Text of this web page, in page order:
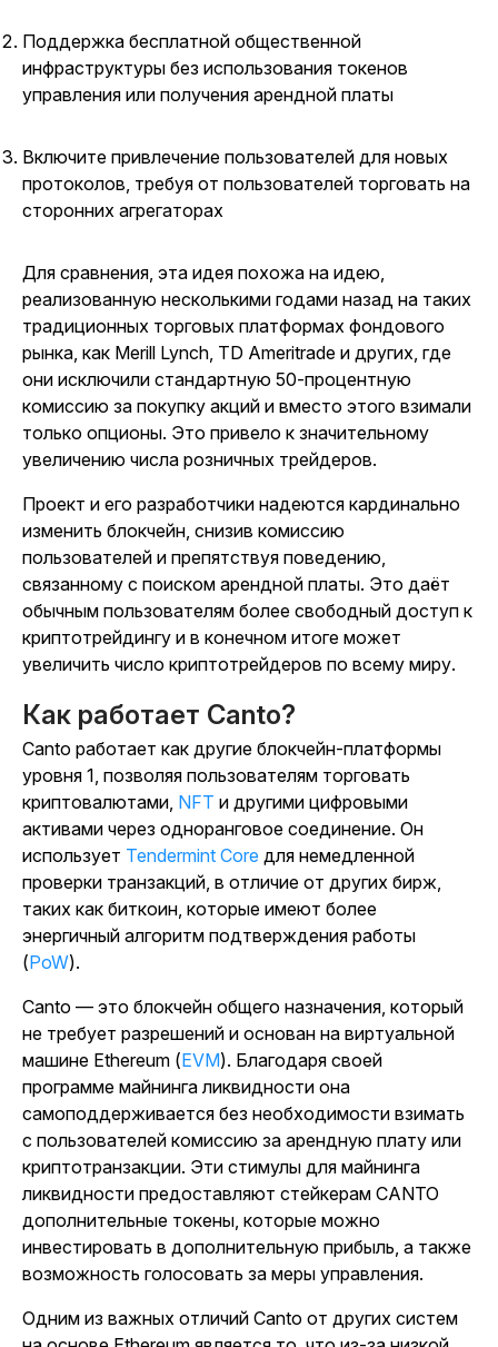
Поддержка бесплатной общественной
инфраструктуры без использования токенов
управления или получения арендной платы
Включите привлечение пользователей для новых
протоколов, требуя от пользователей торговать на
сторонних агрегаторах
Для сравнения, эта идея похожа на идею,
реализованную несколькими годами назад на таких
традиционных торговых платформах фондового
рынка, как Merill Lynch, TD Ameritrade и других, где
они исключили стандартную 50-процентную
комиссию за покупку акций и вместо этого взимали
только опционы. Это привело к значительному
увеличению числа розничных трейдеров.
Проект и его разработчики надеются кардинально
изменить блокчейн, снизив комиссию
пользователей и препятствуя поведению,
связанному с поиском арендной платы. Это даёт
обычным пользователям более свободный доступ к
криптотрейдингу и в конечном итоге может
увеличить число криптотрейдеров по всему миру.
Как работает Canto?
Canto работает как другие блокчейн-платформы
уровня 1, позволяя пользователям торговать
криптовалютами, NFT и другими цифровыми
активами через одноранговое соединение. Он
использует Tendermint Core для немедленной
проверки транзакций, в отличие от других бирж,
таких как биткоин, которые имеют более
энергичный алгоритм подтверждения работы
(PoW).
Canto — это блокчейн общего назначения, который
не требует разрешений и основан на виртуальной
машине Ethereum (EVM). Благодаря своей
программе майнинга ликвидности она
самоподдерживается без необходимости взимать
с пользователей комиссию за арендную плату или
криптотранзакции. Эти стимулы для майнинга
ликвидности предоставляют стейкерам CANTO
дополнительные токены, которые можно
инвестировать в дополнительную прибыль, а также
возможность голосовать за меры управления.
Одним из важных отличий Canto от других систем